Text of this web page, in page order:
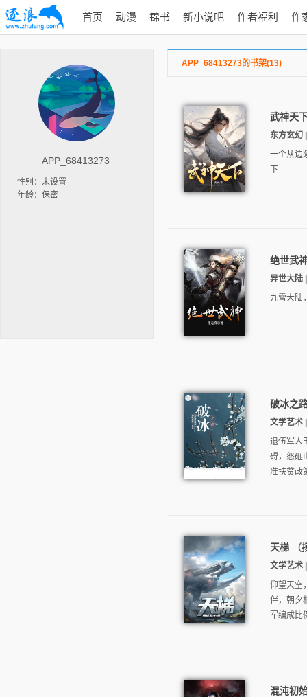
首页 动漫 锦书 新小说吧 作者福利 作
APP_68413273
性别：未设置
年龄：保密
APP_68413273的书架(13)
武神天
东方玄幻
一个从边
下……
绝世武
异世大陆
九霄大陆
破冰之
文学艺术
退伍军人
碍，怒砸
准扶贫政
天梯 （
文学艺术
仰望天空
伴，朝夕
军编成比
混沌初